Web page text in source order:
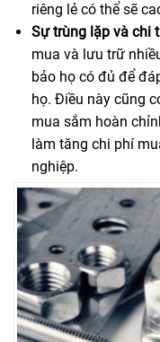
riêng lẻ có thể sẽ
Sự trùng lặp và chi
mua và lưu trữ
bảo họ có đủ để
họ. Điều này cũng
mua sắm hoàn
làm tăng chi phí
nghiệp.